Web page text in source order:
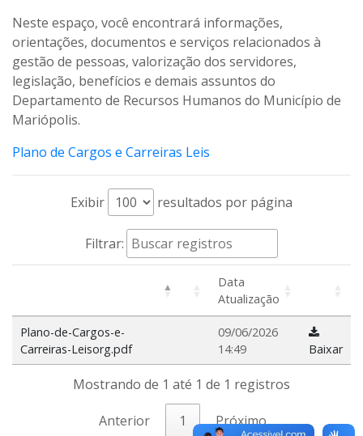
Neste espaço, você encontrará informações,
orientações, documentos e serviços relacionados à
gestão de pessoas, valorização dos servidores,
legislação, benefícios e demais assuntos do
Departamento de Recursos Humanos do Município de
Mariópolis.
Plano de Cargos e Carreiras Leis
Exibir resultados por página
Filtrar:
Data
Atualização
Plano-de-Cargos-e-
Carreiras-Leisorg.pdf
09/06/2026
14:49
Baixar
Mostrando de 1 até 1 de 1 registros
Anterior 1 Próximo